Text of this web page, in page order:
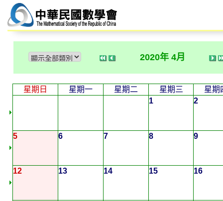
2020年 4月
星期日 星期一 星期二 星期三
星期
1
2
5 6 7 8 9
12 13 14 15 16